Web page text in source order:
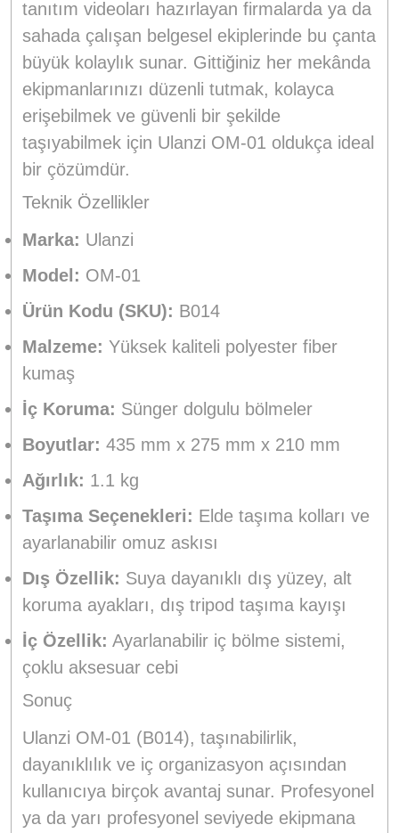
tanıtım videoları hazırlayan firmalarda ya da
sahada çalışan belgesel ekiplerinde bu çanta
büyük kolaylık sunar. Gittiğiniz her mekânda
ekipmanlarınızı düzenli tutmak, kolayca
erişebilmek ve güvenli bir şekilde
taşıyabilmek için Ulanzi OM-01 oldukça ideal
bir çözümdür.
Teknik Özellikler
Marka: Ulanzi
Model: OM-01
Ürün Kodu (SKU): B014
Malzeme: Yüksek kaliteli polyester fiber
kumaş
İç Koruma: Sünger dolgulu bölmeler
Boyutlar: 435 mm x 275 mm x 210 mm
Ağırlık: 1.1 kg
Taşıma Seçenekleri: Elde taşıma kolları ve
ayarlanabilir omuz askısı
Dış Özellik: Suya dayanıklı dış yüzey, alt
koruma ayakları, dış tripod taşıma kayışı
İç Özellik: Ayarlanabilir iç bölme sistemi,
çoklu aksesuar cebi
Sonuç
Ulanzi OM-01 (B014), taşınabilirlik,
dayanıklılık ve iç organizasyon açısından
kullanıcıya birçok avantaj sunar. Profesyonel
ya da yarı profesyonel seviyede ekipmana